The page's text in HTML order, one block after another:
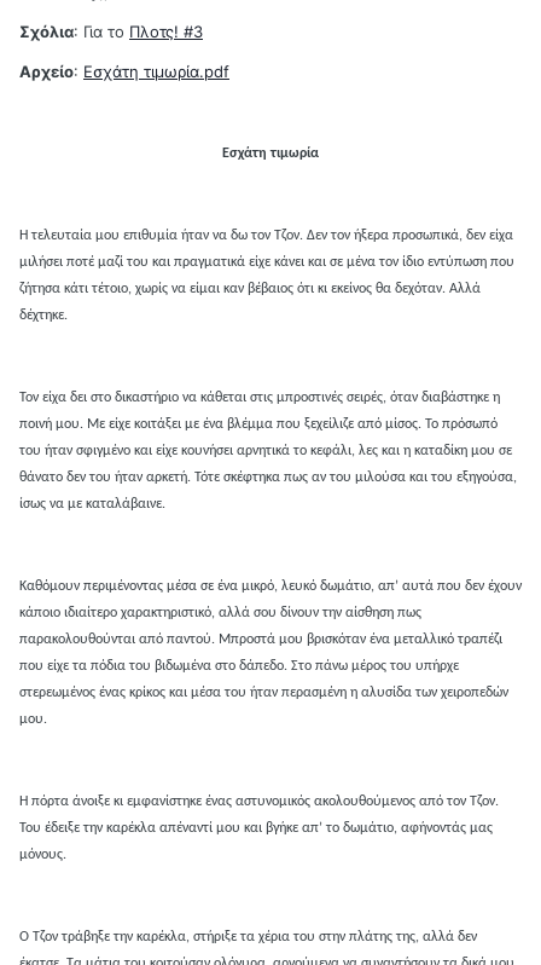
Σχόλια: Για το Πλοτς! #3
Αρχείο: Εσχάτη τιμωρία.pdf
Εσχάτη τιμωρία
Η τελευταία μου επιθυμία ήταν να δω τον Τζον. Δεν τον ήξερα προσωπικά, δεν είχα
μιλήσει ποτέ μαζί του και πραγματικά είχε κάνει και σε μένα τον ίδιο εντύπωση που
ζήτησα κάτι τέτοιο, χωρίς να είμαι καν βέβαιος ότι κι εκείνος θα δεχόταν. Αλλά
δέχτηκε.
Τον είχα δει στο δικαστήριο να κάθεται στις μπροστινές σειρές, όταν διαβάστηκε η
ποινή μου. Με είχε κοιτάξει με ένα βλέμμα που ξεχείλιζε από μίσος. Το πρόσωπό
του ήταν σφιγμένο και είχε κουνήσει αρνητικά το κεφάλι, λες και η καταδίκη μου σε
θάνατο δεν του ήταν αρκετή. Τότε σκέφτηκα πως αν του μιλούσα και του εξηγούσα,
ίσως να με καταλάβαινε.
Καθόμουν περιμένοντας μέσα σε ένα μικρό, λευκό δωμάτιο, απ’ αυτά που δεν έχουν
κάποιο ιδιαίτερο χαρακτηριστικό, αλλά σου δίνουν την αίσθηση πως
παρακολουθούνται από παντού. Μπροστά μου βρισκόταν ένα μεταλλικό τραπέζι
που είχε τα πόδια του βιδωμένα στο δάπεδο. Στο πάνω μέρος του υπήρχε
στερεωμένος ένας κρίκος και μέσα του ήταν περασμένη η αλυσίδα των χειροπεδών
μου.
Η πόρτα άνοιξε κι εμφανίστηκε ένας αστυνομικός ακολουθούμενος από τον Τζον.
Του έδειξε την καρέκλα απέναντί μου και βγήκε απ’ το δωμάτιο, αφήνοντάς μας
μόνους.
Ο Τζον τράβηξε την καρέκλα, στήριξε τα χέρια του στην πλάτης της, αλλά δεν